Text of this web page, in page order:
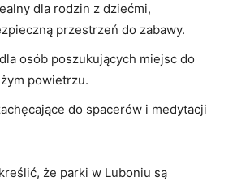
dla rodzin z dziećmi,
przestrzeń do zabawy.
osób poszukujących miejsc ⁤do
powietrzu.
do spacerów i medytacji
że‍ parki w Luboniu są